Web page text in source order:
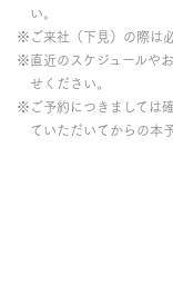
い。
※ご来社（下見）の際は
※直近のスケジュールや
せください。
※ご予約につきましては
ていただいてからの本